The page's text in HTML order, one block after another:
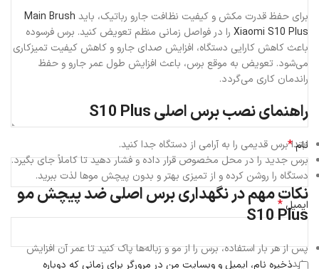
برای حفظ قدرت مکش و کیفیت نظافت جارو رباتیک، باید Main Brush
Xiaomi S10 Plus را در فواصل زمانی منظم تعویض کنید. برس فرسوده
باعث کاهش کارایی دستگاه، افزایش صدای جارو و کاهش کیفیت تمیزکاری
می‌شود. تعویض به موقع برس، باعث افزایش طول عمر جارو و حفظ
راندمان کاری می‌گردد.
راهنمای نصب برس اصلی S10 Plus
ابتدا برس قدیمی را به آرامی از دستگاه جدا کنید.
برس جدید را در محل مخصوص قرار داده و فشار دهید تا کاملاً جای بگیرد.
دستگاه را روشن کرده و از تمیزی بهتر و بدون پیچش موها لذت ببرید.
نکات مهم در نگهداری برس اصلی ضد پیچش مو
S10 Plus
پس از هر بار استفاده، برس را از مو و زباله‌ها پاک کنید تا عمر آن افزایش
یابد.
نام*
ایمیل*
ذخیره نام، ایمیل و وبسایت من در مرورگر برای زمانی که دوباره